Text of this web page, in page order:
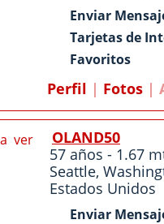
Enviar
Tarjetas de
Favoritos
Perfil | Fotos |
OLAND50
57 años - 1.67
Seattle,
Estados Unidos
Enviar